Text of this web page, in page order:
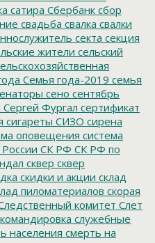
сатира Сбербанк сбор
свадьба свалка свалки
секта секция
жители сельский
Семья года-2019 семья
сено сентябрь
Сергей Фургал сертификат
сигареты СИЗО сирена
оповещения система
СК РФ СК РФ по
сквер сквер
скидки и акции склад
пиломатериалов скорая
комитет Слет
служебные
населения смерть на